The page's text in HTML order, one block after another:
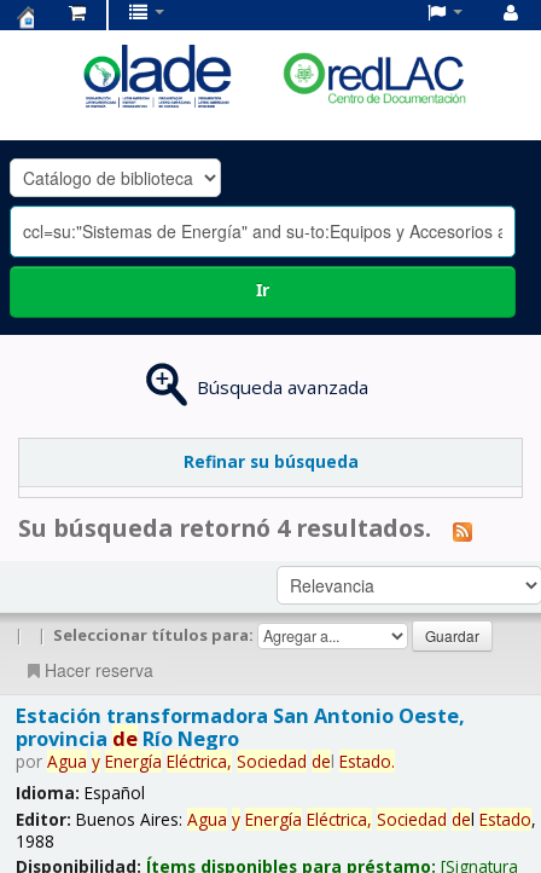
OLADE
-
Ir
Búsqueda avanzada
Refinar su búsqueda
Su búsqueda retornó 4 resultados.
| | Seleccionar títulos para:
Hacer reserva
Estación transformadora San Antonio Oeste,
provincia deRío Negro
por Agua y Energía Eléctrica, Sociedad del Estado.
Idioma: Español
Editor: Buenos Aires: Agua y Energía Eléctrica, Sociedad del Estado,
1988
Disponibilidad: Ítems disponibles para préstamo: Signatura